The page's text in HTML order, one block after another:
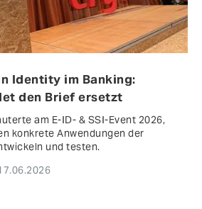
Identity im Banking:
den Brief ersetzt
am E-ID- & SSI-Event 2026,
konkrete Anwendungen der
und testen.